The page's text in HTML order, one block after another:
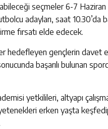
seçmeler 6-7
adayları, saat
fırsatı elde edecek.
hedefleyen gençlerin davet
başarılı bulunan
yetkilileri, altyapı
yetenekleri erken yaşta